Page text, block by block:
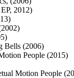
2012)
Bells (2006)
People (2015)
Motion People